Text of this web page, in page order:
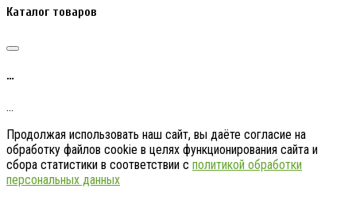
Каталог товаров
…
…
Продолжая использовать наш сайт, вы даёте согласие на
обработку файлов cookie в целях функционирования сайта и
сбора статистики в соответствии с политикой обработки
персональных данных